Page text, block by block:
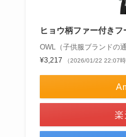
ヒョウ柄ファー付き
OWL（子供服ブランドの通
¥3,217
（2026/01/22 22:07
楽